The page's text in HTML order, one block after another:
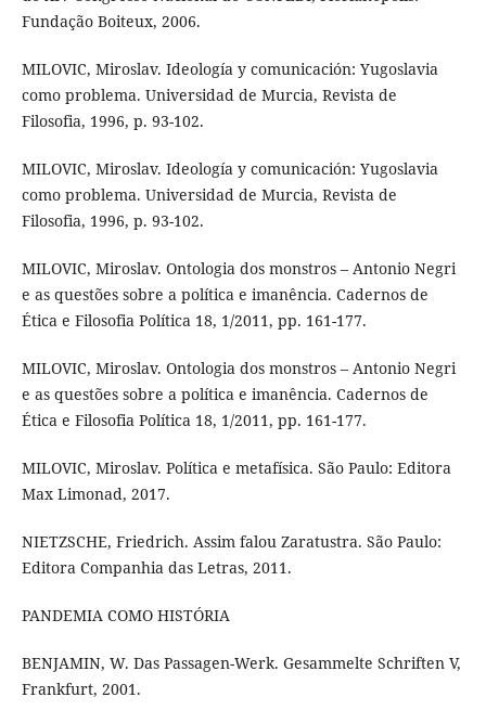
Fundação Boiteux, 2006.
MILOVIC, Miroslav. Ideología y comunicación: Yugoslavia
como problema. Universidad de Murcia, Revista de
Filosofia, 1996, p. 93-102.
MILOVIC, Miroslav. Ideología y comunicación: Yugoslavia
como problema. Universidad de Murcia, Revista de
Filosofia, 1996, p. 93-102.
MILOVIC, Miroslav. Ontologia dos monstros – Antonio Negri
e as questões sobre a política e imanência. Cadernos de
Ética e Filosofia Política 18, 1/2011, pp. 161-177.
MILOVIC, Miroslav. Ontologia dos monstros – Antonio Negri
e as questões sobre a política e imanência. Cadernos de
Ética e Filosofia Política 18, 1/2011, pp. 161-177.
MILOVIC, Miroslav. Política e metafísica. São Paulo: Editora
Max Limonad, 2017.
NIETZSCHE, Friedrich. Assim falou Zaratustra. São Paulo:
Editora Companhia das Letras, 2011.
PANDEMIA COMO HISTÓRIA
BENJAMIN, W. Das Passagen-Werk. Gesammelte Schriften V,
Frankfurt, 2001.